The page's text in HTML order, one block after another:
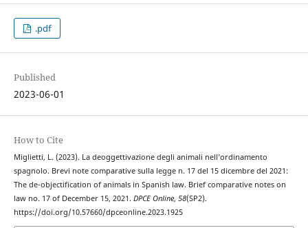
.pdf
Published
2023-06-01
How to Cite
Miglietti, L. (2023). La deoggettivazione degli animali nell’ordinamento
spagnolo. Brevi note comparative sulla legge n. 17 del 15 dicembre del 2021:
The de-objectification of animals in Spanish law. Brief comparative notes on
law no. 17 of December 15, 2021. DPCE Online, 58(SP2).
https://doi.org/10.57660/dpceonline.2023.1925